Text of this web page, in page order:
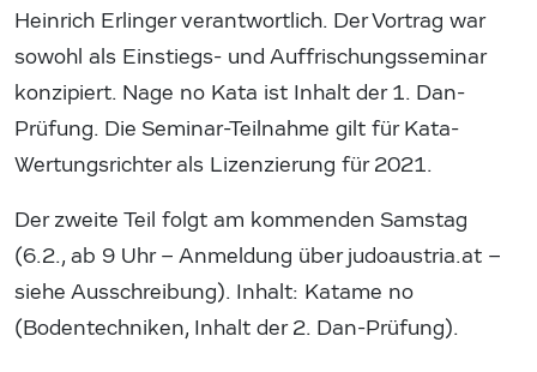
Heinrich Erlinger verantwortlich. Der Vortrag war
sowohl als Einstiegs- und Auffrischungsseminar
konzipiert. Nage no Kata ist Inhalt der 1. Dan-
Prüfung. Die Seminar-Teilnahme gilt für Kata-
Wertungsrichter als Lizenzierung für 2021.
Der zweite Teil folgt am kommenden Samstag
(6.2., ab 9 Uhr – Anmeldung über judoaustria.at –
siehe Ausschreibung). Inhalt: Katame no
(Bodentechniken, Inhalt der 2. Dan-Prüfung).